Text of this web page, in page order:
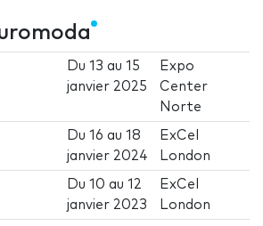
Du13 au15
janvier 2025
Expo
Center
Norte
Du16 au18
janvier 2024
ExCel
London
Du10 au12
janvier 2023
ExCel
London